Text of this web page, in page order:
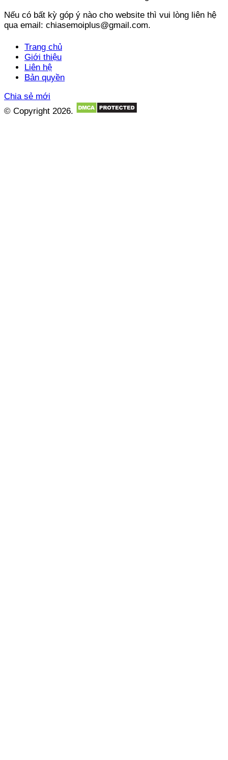
Nếu có bất kỳ góp ý nào cho website thì vui lòng liên hệ
qua email: chiasemoiplus@gmail.com.
Trang chủ
Giới thiệu
Liên hệ
Bản quyền
Chia sẻ mới
© Copyright 2026.